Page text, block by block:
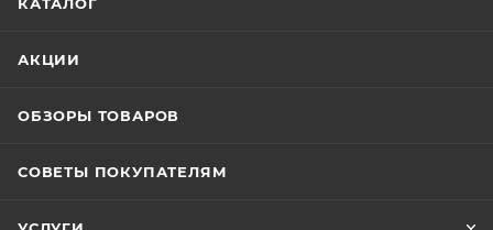
КАТАЛОГ
АКЦИИ
ОБЗОРЫ ТОВАРОВ
СОВЕТЫ ПОКУПАТЕЛЯМ